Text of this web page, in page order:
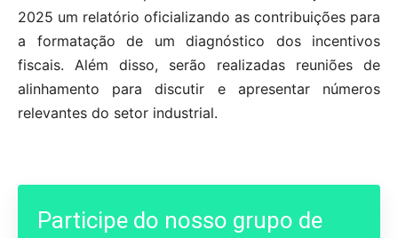
2025 um relatório oficializando as contribuições para
a formatação de um diagnóstico dos incentivos
fiscais. Além disso, serão realizadas reuniões de
alinhamento para discutir e apresentar números
relevantes do setor industrial.
Participe do nosso grupo de